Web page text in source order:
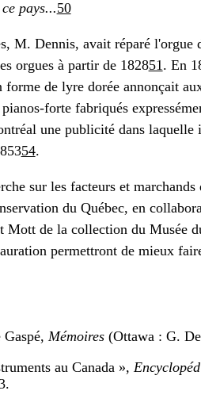
pays...50
M. Dennis, avait réparé
orgues à partir de 182851. En
forme de lyre dorée annonçait
forte fabriqués
une publicité dans
54.
sur les facteurs et
du Québec, en
Mott de la collection du Musée
permettront de mieux
Mémoires(Ottawa : G.
au Canada »,